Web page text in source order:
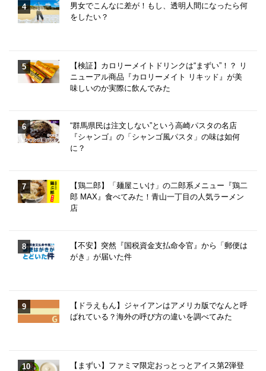
男女でこんなに差が！もし、透明人間になったら何
をしたい？
【検証】カロリーメイトドリンクは“まずい”！？ リ
ニューアル商品『カロリーメイト リキッド』が美
味しいのか実際に飲んでみた
“群馬県民は注文しない”という高崎パスタの名店
『シャンゴ』の「シャンゴ風パスタ」の味は如何
に？
【鶏二郎】「麺屋こいけ」の二郎系メニュー『鶏二
郎 MAX』食べてみた！青山一丁目の人気ラーメン
店
【不安】突然『国税資金支払命令官』から「郵便は
がき」が届いた件
【ドラえもん】ジャイアンはアメリカ版でなんと呼
ばれている？海外の呼び方の違いを調べてみた
【まずい】ファミマ限定おっとっとアイス第2弾登